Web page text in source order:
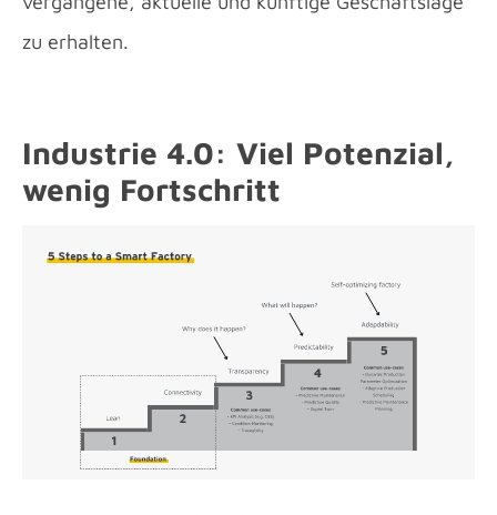
zu erhalten.
Industrie 4.0: Viel Potenzial,
wenig Fortschritt